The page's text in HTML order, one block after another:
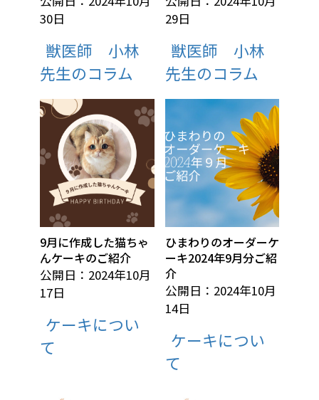
30日
獣医師 小林
先生のコラム
29日
獣医師 小林
先生のコラム
9月に作成した猫ちゃ
んケーキのご紹介
公開日：2024年10月
17日
ケーキについ
て
ひまわりのオーダーケ
ーキ2024年9月分ご紹
介
公開日：2024年10月
14日
ケーキについ
て